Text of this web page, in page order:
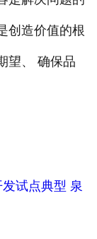
创造价值的根
望、 确保品
试点典型 泉